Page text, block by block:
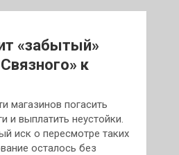
«забытый»
к
магазинов погасить
и выплатить неустойки.
иск о пересмотре таких
осталось без